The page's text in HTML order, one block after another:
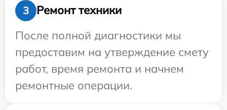
3
Ремонт техники
После полной диагностики мы
предоставим на утверждение смету
работ, время ремонта и начнем
ремонтные операции.